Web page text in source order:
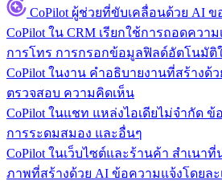
CoPilot ผู้ช่วยที่ขับเคลื่อนด้วย AI ข
CoPilot ใน CRM เรียกใช้การถอดควา
การโทร การกรอกข้อมูลฟิลด์อัตโนมัติ
CoPilot ในงาน คำอธิบายงานที่สร้างด้
ตรวจสอบ ความคิดเห็น
CoPilot ในแชท แหล่งไอเดียไม่จำกัด
การระดมสมอง และอื่นๆ
CoPilot ในเว็บไซต์และร้านค้า สำเนาที่
ภาพที่สร้างด้วย AI ข้อความแจ้งโดยล